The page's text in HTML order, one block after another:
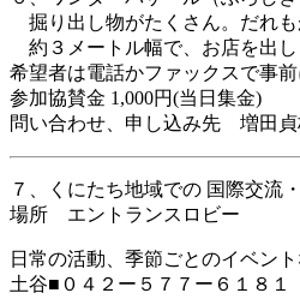
掘り出し物がたくさん。だれも
約３メートル幅で、お店を出し
希望者は電話かファックスで事
参加協賛金 1,000円(当日集金)
問い合わせ、申し込み先 増田貞
７、くにたち地域での 国際交流
場所 エントランスロビー
日常の活動、季節ごとのイベン
土谷■０４２ー５７７ー６１８１